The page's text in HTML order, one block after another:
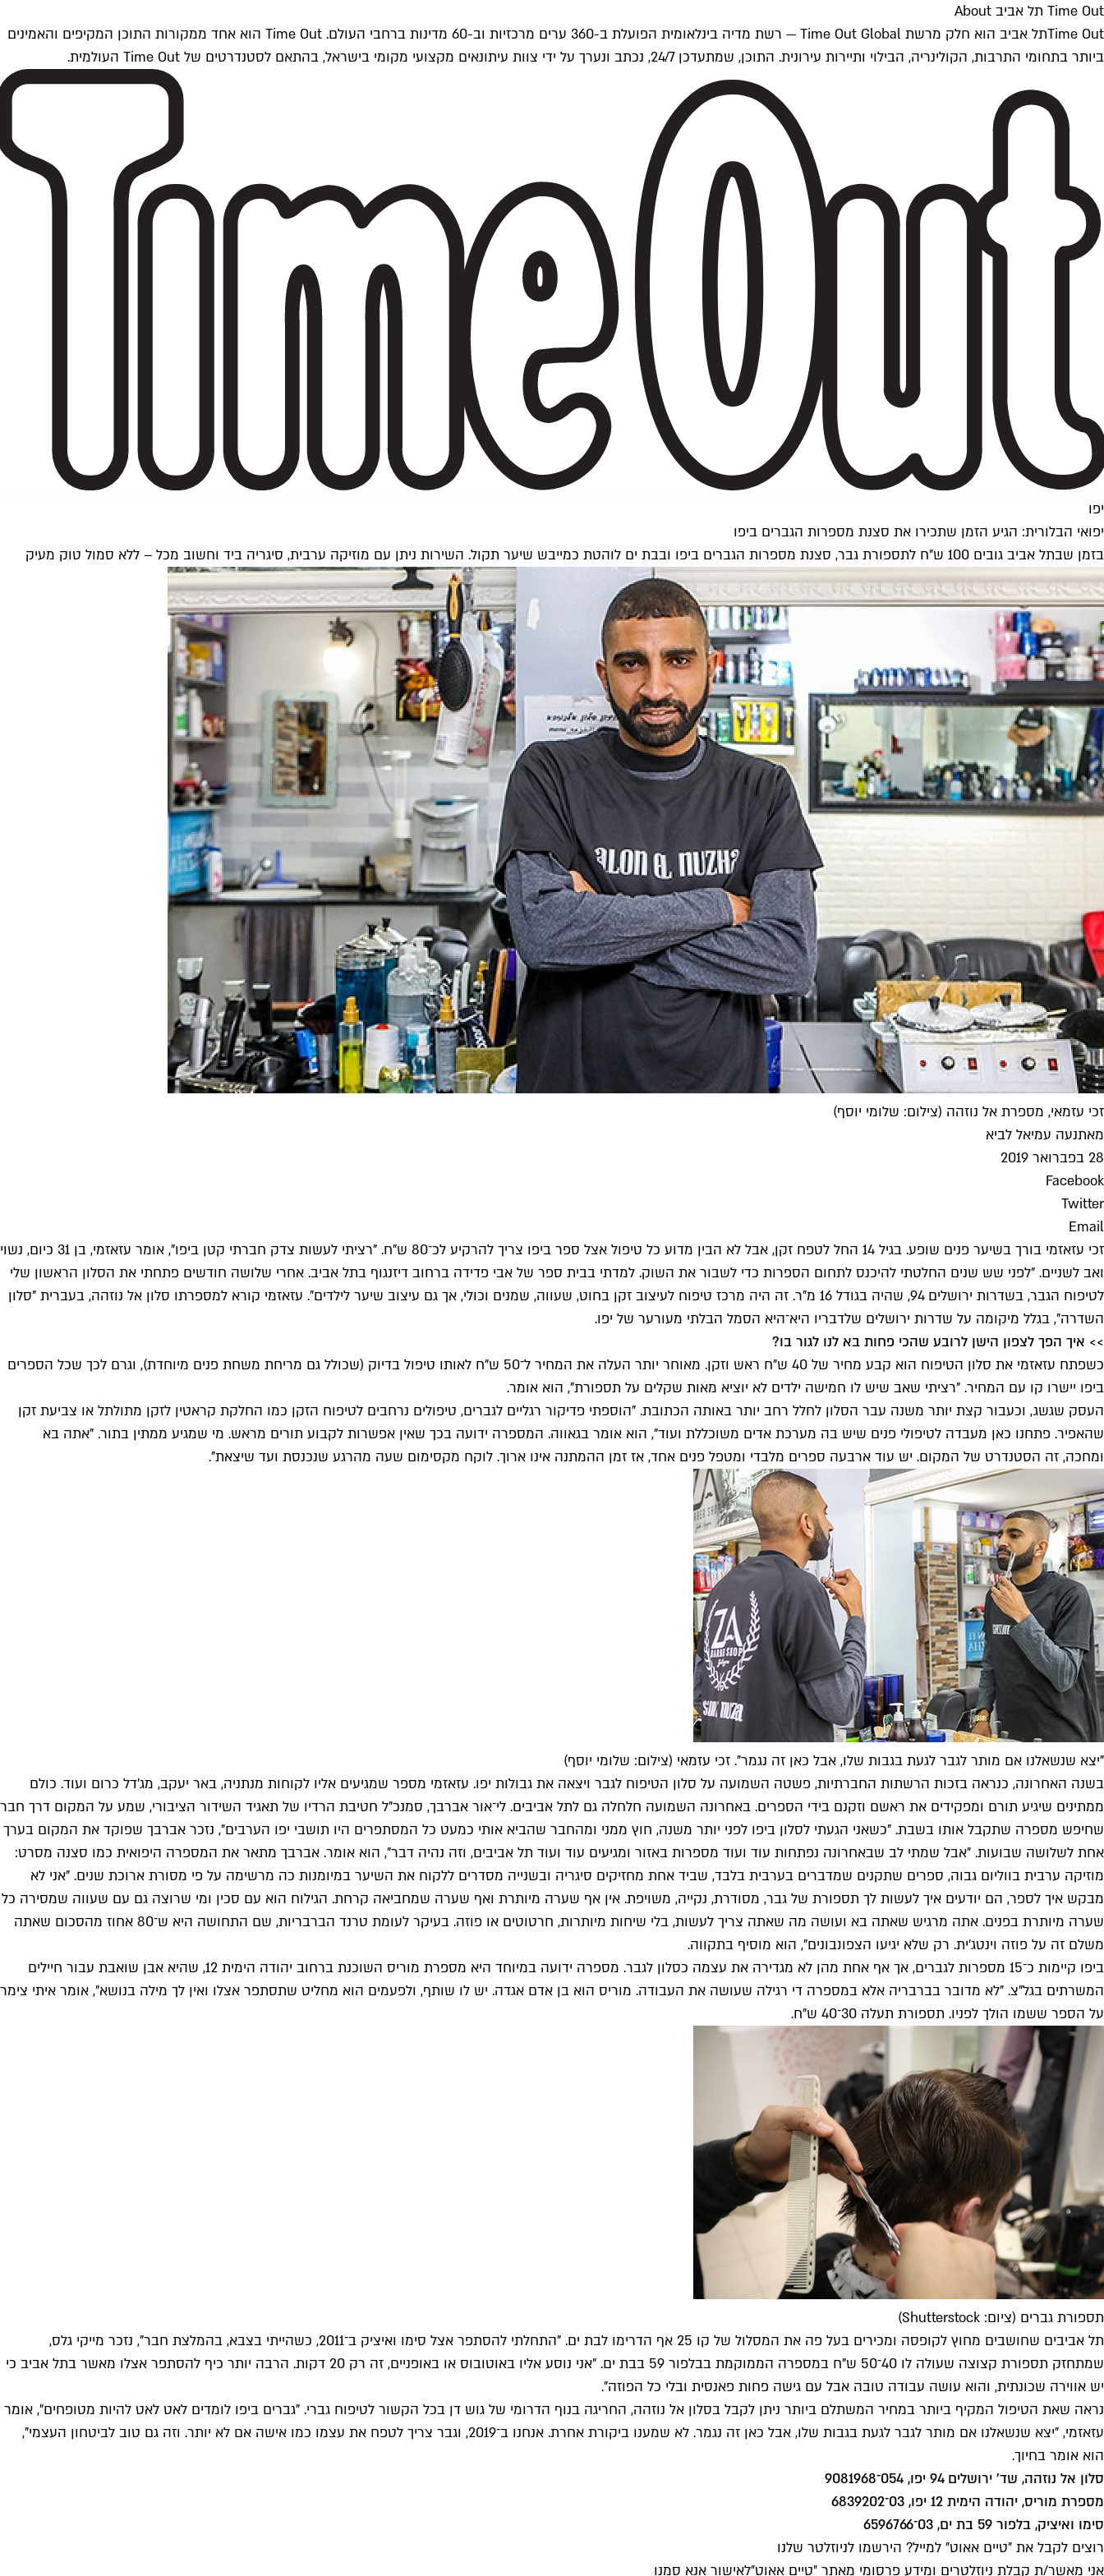
Time Out תל אביב About
Time Outתל אביב הוא חלק מרשת Time Out Global — רשת מדיה בינלאומית הפועלת ב-360 ערים מרכזיות וב-60 מדינות ברחבי העולם. Time Out הוא אחד ממקורות התוכן המקיפים והאמינים
ביותר בתחומי התרבות, הקולינריה, הבילוי ותיירות עירונית. התוכן, שמתעדכן 24/7, נכתב ונערך על ידי צוות עיתונאים מקצועי מקומי בישראל, בהתאם לסטנדרטים של Time Out העולמית.
יפו
יפואי הבלורית: הגיע הזמן שתכירו את סצנת מספרות הגברים ביפו
בזמן שבתל אביב גובים 100 ש"ח לתספורת גבר, סצנת מספרות הגברים ביפו ובבת ים לוהטת כמייבש שיער תקול. השירות ניתן עם מוזיקה ערבית, סיגריה ביד וחשוב מכל – ללא סמול טוק מעיק
זכי עזמאי, מספרת אל נוזהה (צילום: שלומי יוסף)
מאתנעה עמיאל לביא
28 בפברואר 2019
Facebook
Twitter
Email
זכי עזאזמי בורך בשיער פנים שופע. בגיל 14 החל לטפח זקן, אבל לא הבין מדוע כל טיפול אצל ספר ביפו צריך להרקיע לכ־80 ש"ח. "רציתי לעשות צדק חברתי קטן ביפו", אומר עזאזמי, בן 31 כיום, נשוי
ואב לשניים. "לפני שש שנים החלטתי להיכנס לתחום הספרות כדי לשבור את השוק. למדתי בבית ספר של אבי פדידה ברחוב דיזנגוף בתל אביב. אחרי שלושה חודשים פתחתי את הסלון הראשון שלי
לטיפוח הגבר, בשדרות ירושלים 94, שהיה בגודל 16 מ"ר. זה היה מרכז טיפוח לעיצוב זקן בחוט, שעווה, שמנים וכולי, אך גם עיצוב שיער לילדים". עזאזמי קורא למספרתו סלון אל נוזהה, בעברית "סלון
השדרה", בגלל מיקומה על שדרות ירושלים שלדבריו היא־היא הסמל הבלתי מעורער של יפו.
>> איך הפך לצפון הישן לרובע שהכי פחות בא לנו לגור בו?
כשפתח עזאזמי את סלון הטיפוח הוא קבע מחיר של 40 ש"ח ראש וזקן. מאוחר יותר העלה את המחיר ל־50 ש"ח לאותו טיפול בדיוק (שכולל גם מריחת משחת פנים מיוחדת), וגרם לכך שכל הספרים
ביפו יישרו קו עם המחיר. "רציתי שאב שיש לו חמישה ילדים לא יוציא מאות שקלים על תספורת", הוא אומר.
העסק שגשג, וכעבור קצת יותר משנה עבר הסלון לחלל רחב יותר באותה הכתובת. "הוספתי פדיקור רגליים לגברים, טיפולים נרחבים לטיפוח הזקן כמו החלקת קראטין לזקן מתולתל או צביעת זקן
שהאפיר. פתחנו כאן מעבדה לטיפולי פנים שיש בה מערכת אדים משוכללת ועוד", הוא אומר בגאווה. המספרה ידועה בכך שאין אפשרות לקבוע תורים מראש. מי שמגיע ממתין בתור. "אתה בא
ומחכה, זה הסטנדרט של המקום. יש עוד ארבעה ספרים מלבדי ומטפל פנים אחד, אז זמן ההמתנה אינו ארוך. לוקח מקסימום שעה מהרגע שנכנסת ועד שיצאת".
"יצא שנשאלנו אם מותר לגבר לגעת בגבות שלו, אבל כאן זה נגמר". זכי עזמאי (צילום: שלומי יוסף)
בשנה האחרונה, כנראה בזכות הרשתות החברתיות, פשטה השמועה על סלון הטיפוח לגבר ויצאה את גבולות יפו. עזאזמי מספר שמגיעים אליו לקוחות מנתניה, באר יעקב, מג'דל כרום ועוד. כולם
ממתינים שיגיע תורם ומפקידים את ראשם וזקנם בידי הספרים. באחרונה השמועה חלחלה גם לתל אביבים. לי־אור אברבך, סמנכ"ל חטיבת הרדיו של תאגיד השידור הציבורי, שמע על המקום דרך חבר
שחיפש מספרה שתקבל אותו בשבת. "כשאני הגעתי לסלון ביפו לפני יותר משנה, חוץ ממני ומהחבר שהביא אותי כמעט כל המסתפרים היו תושבי יפו הערבים", נזכר אברבך שפוקד את המקום בערך
אחת לשלושה שבועות. "אבל שמתי לב שבאחרונה נפתחות עוד ועוד מספרות באזור ומגיעים עוד ועוד תל אביבים, וזה נהיה דבר", הוא אומר. אברבך מתאר את המספרה היפואית כמו סצנה מסרט:
מוזיקה ערבית בווליום גבוה, ספרים שתקנים שמדברים בערבית בלבד, שביד אחת מחזיקים סיגריה ובשנייה מסדרים ללקוח את השיער במיומנות כה מרשימה על פי מסורת ארוכת שנים. "אני לא
מבקש איך לספר, הם יודעים איך לעשות לך תספורת של גבר, מסודרת, נקייה, משויפת. אין אף שערה מיותרת ואף שערה שמחביאה קרחת. הגילוח הוא עם סכין ומי שרוצה גם עם שעווה שמסירה כל
שערה מיותרת בפנים. אתה מרגיש שאתה בא ועושה מה שאתה צריך לעשות, בלי שיחות מיותרות, חרטוטים או פוזה. בעיקר לעומת טרנד הברבריות, שם התחושה היא ש־80 אחוז מהסכום שאתה
משלם זה על פוזה וינטג'ית. רק שלא יגיעו הצפונבונים", הוא מוסיף בתקווה.
ביפו קיימות כ־15 מספרות לגברים, אך אף אחת מהן לא מגדירה את עצמה כסלון לגבר. מספרה ידועה במיוחד היא מספרת מוריס השוכנת ברחוב יהודה הימית 12, שהיא אבן שואבת עבור חיילים
המשרתים בגל"צ. "לא מדובר בברבריה אלא במספרה די רגילה שעושה את העבודה. מוריס הוא בן אדם אגדה. יש לו שותף, ולפעמים הוא מחליט שתסתפר אצלו ואין לך מילה בנושא", אומר איתי צימר
על הספר ששמו הולך לפניו. תספורת תעלה 30־40 ש"ח.
תספורת גברים (ציום: Shutterstock)
תל אביבים שחושבים מחוץ לקופסה ומכירים בעל פה את המסלול של קו 25 אף הדרימו לבת ים. "התחלתי להסתפר אצל סימו ואיציק ב־2011, כשהייתי בצבא, בהמלצת חבר", נזכר מייקי גלס,
שמתחזק תספורת קצוצה שעולה לו 40־50 ש"ח במספרה הממוקמת בבלפור 59 בבת ים. "אני נוסע אליו באוטובוס או באופניים, זה רק 20 דקות. הרבה יותר כיף להסתפר אצלו מאשר בתל אביב כי
יש אווירה שכונתית, והוא עושה עבודה טובה אבל עם גישה פחות פאנסית ובלי כל הפוזה".
נראה שאת הטיפול המקיף ביותר במחיר המשתלם ביותר ניתן לקבל בסלון אל נוזהה, החריגה בנוף הדרומי של גוש דן בכל הקשור לטיפוח גברי. "גברים ביפו לומדים לאט לאט להיות מטופחים", אומר
עזאזמי, "יצא שנשאלנו אם מותר לגבר לגעת בגבות שלו, אבל כאן זה נגמר. לא שמענו ביקורת אחרת. אנחנו ב־2019, וגבר צריך לטפח את עצמו כמו אישה אם לא יותר. וזה גם טוב לביטחון העצמי",
הוא אומר בחיוך.
סלון אל נוזהה, שד' ירושלים 94 יפו, 054־9081968
מספרת מוריס, יהודה הימית 12 יפו, 03־6839202
סימו ואיציק, בלפור 59 בת ים, 03־6596766
רוצים לקבל את ״טיים אאוט״ למייל? הירשמו לניוזלטר שלנו
אני מאשר/ת קבלת ניוזלטרים ומידע פרסומי מאתר ״טיים אאוט״לאישור אנא סמנו